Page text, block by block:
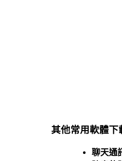
其他常用軟體下
聊天通